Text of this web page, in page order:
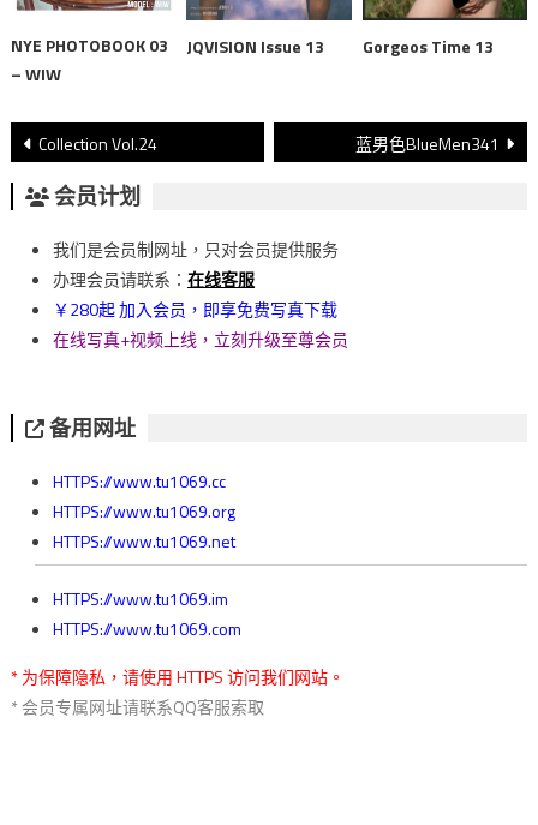
NYE PHOTOBOOK 03
– WIW
JQVISION Issue 13 Gorgeos Time 13
文
章
導
覽
Collection Vol.24 蓝男色BlueMen341
会员计划
我们是会员制网址，只对会员提供服务
办理会员请联系： 在线客服
￥280起 加入会员，即享免费写真下载
在线写真+视频上线，立刻升级至尊会员
备用网址
HTTPS://www.tu1069.cc
HTTPS://www.tu1069.org
HTTPS://www.tu1069.net
HTTPS://www.tu1069.im
HTTPS://www.tu1069.com
* 为保障隐私，请使用 HTTPS 访问我们网站。
* 会员专属网址请联系QQ客服索取